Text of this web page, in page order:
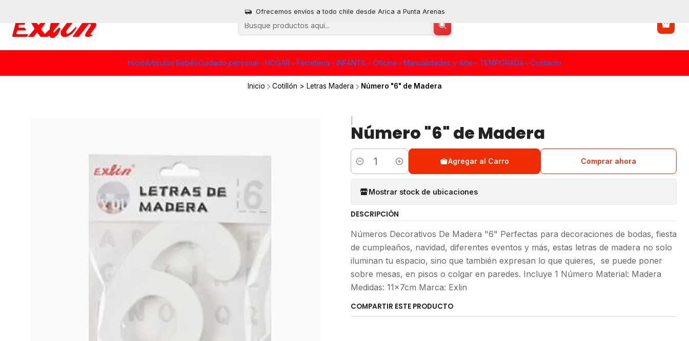
InicioArtículos BebésCuidado personal HOGAR Ferreteria INFANTIL Oficina Manualidades y Arte TEMPORADA Contacto
Ofrecemos envíos a todo chile desde Arica a Punta Arenas
Inicio Cotillón > Letras Madera Número "6" de Madera
Número "6" de Madera
Cantidad
Agregar al Carro Comprar ahora
Mostrar stock de ubicaciones
DESCRIPCIÓN
Números Decorativos De Madera "6" Perfectas para decoraciones de bodas, fiesta
de cumpleaños, navidad, diferentes eventos y más, estas letras de madera no solo
iluminan tu espacio, sino que también expresan lo que quieres, se puede poner
sobre mesas, en pisos o colgar en paredes. Incluye 1 Número Material: Madera
Medidas: 11x7cm Marca: Exlin
COMPARTIR ESTE PRODUCTO